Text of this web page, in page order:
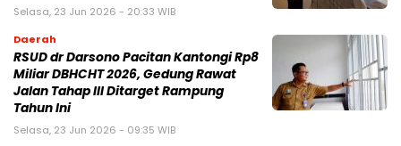
Selasa, 23 Jun 2026 - 20:33 WIB
Daerah
RSUD dr Darsono Pacitan Kantongi Rp8
Miliar DBHCHT 2026, Gedung Rawat
Jalan Tahap III Ditarget Rampung
Tahun Ini
Selasa, 23 Jun 2026 - 09:35 WIB